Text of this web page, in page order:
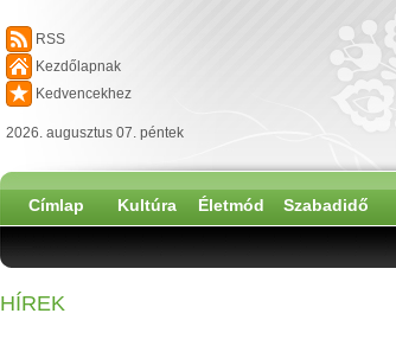
RSS
Kezdőlapnak
Kedvencekhez
2026. augusztus 07. péntek
Címlap Kultúra Életmód Szabadidő
HÍREK